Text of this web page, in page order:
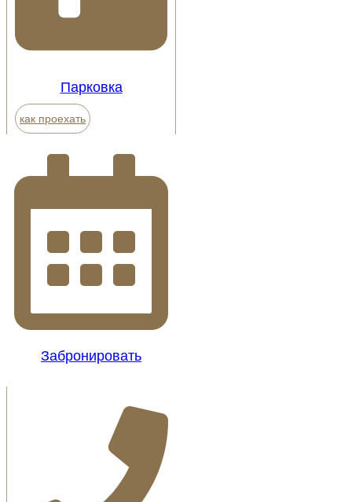
Парковка
как проехать
Забронировать